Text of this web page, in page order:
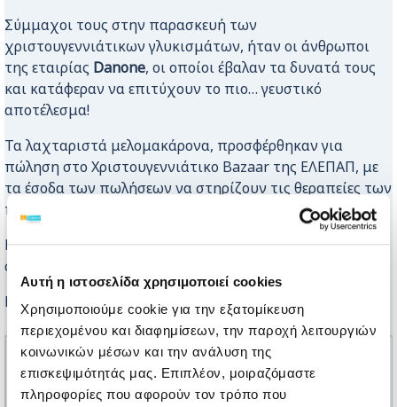
Αυτή η ιστοσελίδα χρησιμοποιεί cookies
Χρησιμοποιούμε cookie για την εξατομίκευση
περιεχομένου και διαφημίσεων, την παροχή λειτουργιών
κοινωνικών μέσων και την ανάλυση της
επισκεψιμότητάς μας. Επιπλέον, μοιραζόμαστε
πληροφορίες που αφορούν τον τρόπο που
Σύμμαχοι τους στην παρασκευή των
χριστουγεννιάτικων γλυκισμάτων, ήταν οι άνθρωποι
της εταιρίας Danone, οι οποίοι έβαλαν τα δυνατά τους
και κατάφεραν να επιτύχουν το πιο… γευστικό
αποτέλεσμα!
Τα λαχταριστά μελομακάρονα, προσφέρθηκαν για
πώληση στο Χριστουγεννιάτικο Bazaar της ΕΛΕΠΑΠ, με
τα έσοδα των πωλήσεων να στηρίζουν τις θεραπείες των
παιδιών μας.
Ευχαριστούμε πολύ Πέτρο και Danone για την γλυκιά
σας στήριξη στο έργο μας!
Και του χρόνου με υγεία!